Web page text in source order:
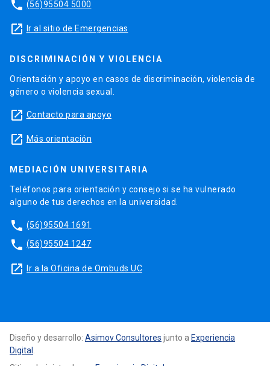
phone (56)95504 5000
launch Ir al sitio de Emergencias
DISCRIMINACIÓN Y VIOLENCIA
Orientación y apoyo en casos de discriminación, violencia de
género o violencia sexual.
launch Contacto para apoyo
launch Más orientación
MEDIACIÓN UNIVERSITARIA
Teléfonos para orientación y consejo si se ha vulnerado
alguno de tus derechos en la universidad.
phone (56)95504 1691
phone (56)95504 1247
launch Ir a la Oficina de Ombuds UC
Diseño y desarrollo: Asimov Consultores junto a Experiencia
Digital